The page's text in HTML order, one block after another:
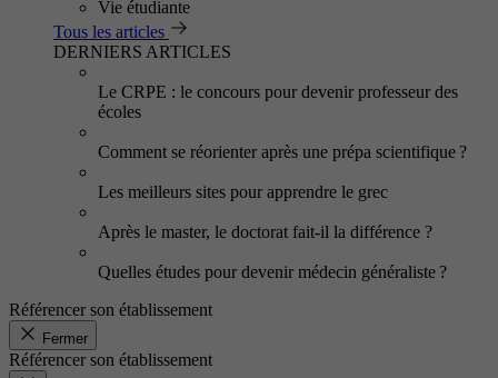
Vie étudiante
Tous les articles
DERNIERS ARTICLES
Le CRPE : le concours pour devenir professeur des
écoles
Comment se réorienter après une prépa scientifique ?
Les meilleurs sites pour apprendre le grec
Après le master, le doctorat fait-il la différence ?
Quelles études pour devenir médecin généraliste ?
Référencer son établissement
Fermer
Référencer son établissement